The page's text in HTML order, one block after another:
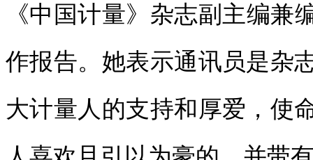
《中国计量》杂志副主编兼
作报告。她表示通讯员是杂
大计量人的支持和厚爱，使